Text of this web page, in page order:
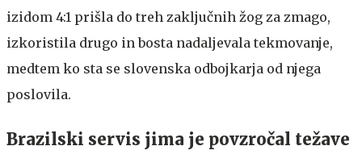
izidom 4:1 prišla do treh zaključnih žog za zmago,
izkoristila drugo in bosta nadaljevala tekmovanje,
medtem ko sta se slovenska odbojkarja od njega
poslovila.
Brazilski servis jima je povzročal težave